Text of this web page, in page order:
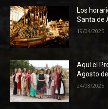
Los
Santa de
19/04/2025
Aquí el
Agosto
24/08/2025